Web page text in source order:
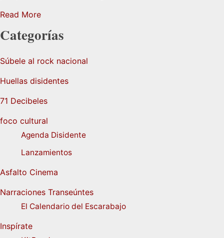
Read More
Categorías
Súbele al rock nacional
Huellas disidentes
71 Decibeles
foco cultural
Agenda Disidente
Lanzamientos
Asfalto Cinema
Narraciones Transeúntes
El Calendario del Escarabajo
Inspírate